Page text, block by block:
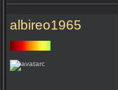
albireo1965